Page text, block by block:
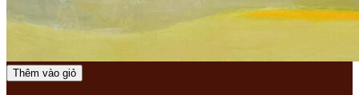
Thêm vào giỏ